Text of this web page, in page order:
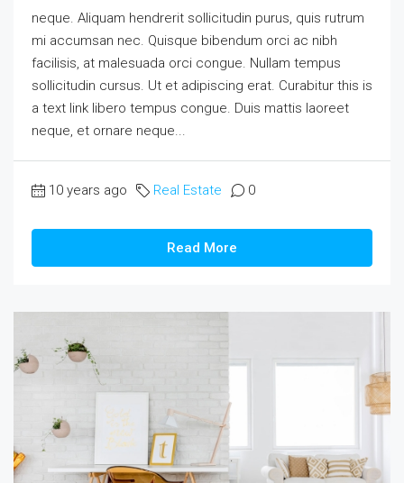
neque. Aliquam hendrerit sollicitudin purus, quis rutrum
mi accumsan nec. Quisque bibendum orci ac nibh
facilisis, at malesuada orci congue. Nullam tempus
sollicitudin cursus. Ut et adipiscing erat. Curabitur this is
a text link libero tempus congue. Duis mattis laoreet
neque, et ornare neque...
10 years ago Real Estate 0
Read More